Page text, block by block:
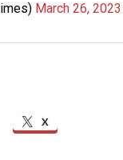
March 26, 2023
X